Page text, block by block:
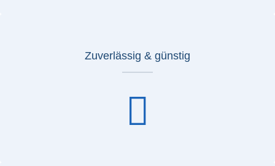
Zuverlässig & günstig